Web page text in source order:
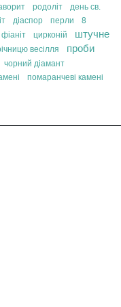
родоліт
день св.
діаспор перли
8
фіаніт цирконій
штучне
весілля
проби
чорний діамант
помаранчеві камені